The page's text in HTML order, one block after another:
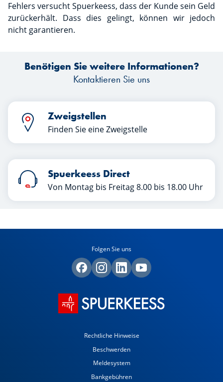
Fehlers versucht Spuerkeess, dass der Kunde sein Geld
zurückerhält. Dass dies gelingt, können wir jedoch
nicht garantieren.
Benötigen Sie weitere Informationen?
Kontaktieren Sie uns
Zweigstellen
Finden Sie eine Zweigstelle
Spuerkeess Direct
Von Montag bis Freitag 8.00 bis 18.00 Uhr
Folgen Sie uns
Rechtliche Hinweise
Beschwerden
Meldesystem
Bankgebühren